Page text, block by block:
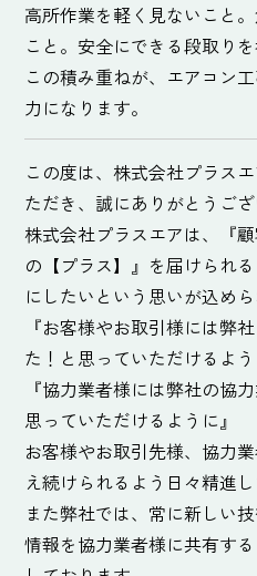
高所作業を軽く見ないこと
こと。安全にできる段取りを
この積み重ねが、エアコン
力になります。
この度は、株式会社プラス
ただき、誠にありがとうござ
株式会社プラスエアは、『
の【プラス】』を届けられ
にしたいという思いが込めら
『お客様やお取引様には弊
た！と思っていただけるよう
『協力業者様には弊社の協
思っていただけるように』
お客様やお取引先様、協力
え続けられるよう日々精進し
また弊社では、常に新しい
情報を協力業者様に共有す